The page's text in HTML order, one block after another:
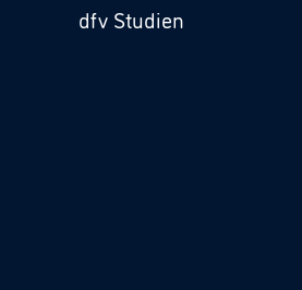
dfv Studien